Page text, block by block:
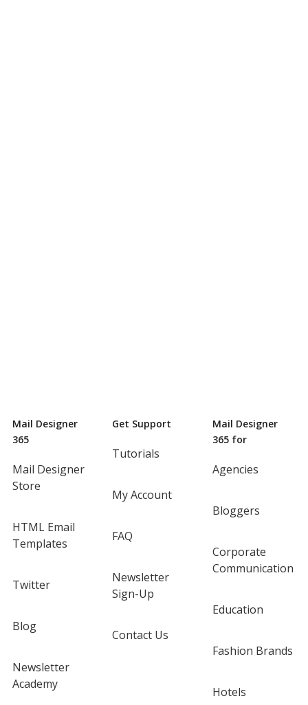
Mail Designer
365
Mail Designer
Store
HTML Email
Templates
Twitter
Blog
Newsletter
Academy
Get Support
Tutorials
My Account
FAQ
Newsletter
Sign-Up
Contact Us
Mail Designer
365 for
Agencies
Bloggers
Corporate
Communication
Education
Fashion Brands
Hotels